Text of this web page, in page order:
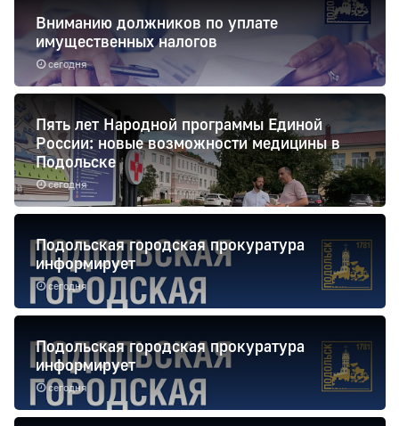
сегодня
Вниманию должников по уплате
имущественных налогов
сегодня
Пять лет Народной программы Единой
России: новые возможности медицины в
Подольске
сегодня
Подольская городская прокуратура
информирует
сегодня
Подольская городская прокуратура
информирует